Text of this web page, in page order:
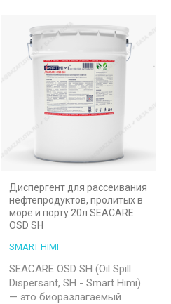
Диспергент для рассеивания
нефтепродуктов, пролитых в
море и порту 20л SEACARE
OSD SH
SMART HIMI
SEACARE OSD SH (Oil Spill
Dispersant, SH - Smart Himi)
— это биоразлагаемый